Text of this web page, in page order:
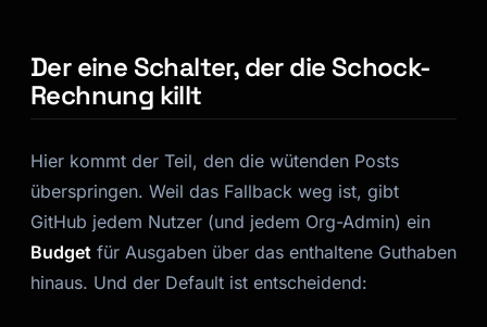
Der eine Schalter, der die Schock-
Rechnung killt
Hier kommt der Teil, den die wütenden Posts
überspringen. Weil das Fallback weg ist, gibt
GitHub jedem Nutzer (und jedem Org-Admin) ein
Budget für Ausgaben über das enthaltene Guthaben
hinaus. Und der Default ist entscheidend: